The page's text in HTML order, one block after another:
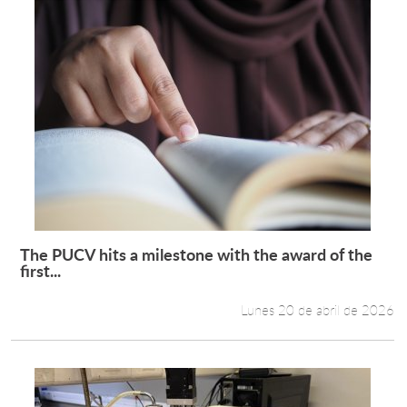
Leer más +
The PUCV hits a milestone with the award of the
first...
Lunes 20 de abril de 2026